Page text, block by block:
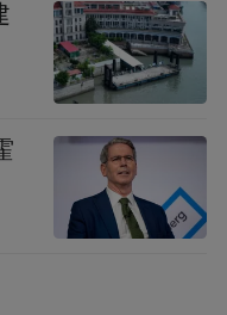
内的视频、图片或音
风号”用户上传并发
务。
the videos,
and posted
is a social media